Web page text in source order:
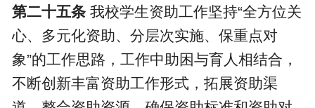
第二十五条 我校学生资助工作坚持“全方位关
心、多元化资助、分层次实施、保重点对
象”的工作思路，工作中助困与育人相结合，
不断创新丰富资助工作形式，拓展资助渠